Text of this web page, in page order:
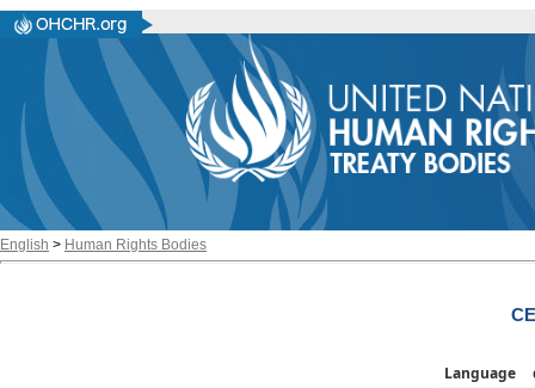
English > Human Rights Bodies
Language